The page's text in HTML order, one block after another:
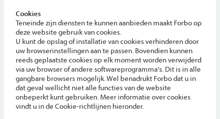
Cookies
Teneinde zijn diensten te kunnen aanbieden maakt Forbo op
deze website gebruik van cookies.
U kunt de opslag of installatie van cookies verhinderen door
uw browserinstellingen aan te passen. Bovendien kunnen
reeds geplaatste cookies op elk moment worden verwijderd
via uw browser of andere softwareprogramma's. Dit is in alle
gangbare browsers mogelijk. Wel benadrukt Forbo dat u in
dat geval wellicht niet alle functies van de website
onbeperkt kunt gebruiken. Meer informatie over cookies
vindt u in de Cookie-richtlijnen hieronder.